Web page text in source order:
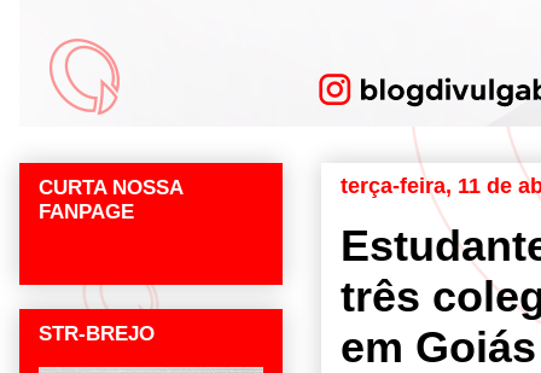
terça-feira, 11 de
três
em
CURTA NOSSA
FANPAGE
STR-BREJO